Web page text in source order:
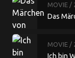
MOVIE /
Das
MOVIE /
Ich bin